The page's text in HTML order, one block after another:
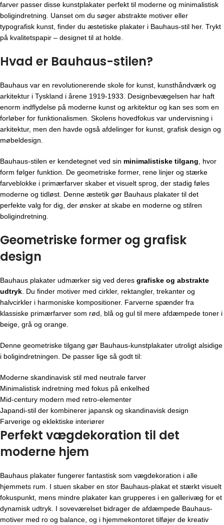
farver passer disse kunstplakater perfekt til moderne og minimalistisk
boligindretning. Uanset om du søger abstrakte motiver eller
typografisk kunst, finder du æstetiske plakater i Bauhaus-stil her. Trykt
på kvalitetspapir – designet til at holde.
Hvad er Bauhaus-stilen?
Bauhaus var en revolutionerende skole for kunst, kunsthåndværk og
arkitektur i Tyskland i årene 1919-1933. Designbevægelsen har haft
enorm indflydelse på moderne kunst og arkitektur og kan ses som en
forløber for funktionalismen. Skolens hovedfokus var undervisning i
arkitektur, men den havde også afdelinger for kunst, grafisk design og
møbeldesign.
Bauhaus-stilen er kendetegnet ved sin minimalistiske tilgang , hvor
form følger funktion. De geometriske former, rene linjer og stærke
farveblokke i primærfarver skaber et visuelt sprog, der stadig føles
moderne og tidløst. Denne æstetik gør Bauhaus plakater til det
perfekte valg for dig, der ønsker at skabe en moderne og stilren
boligindretning.
Geometriske former og grafisk
design
Bauhaus plakater udmærker sig ved deres grafiske og abstrakte
udtryk . Du finder motiver med cirkler, rektangler, trekanter og
halvcirkler i harmoniske kompositioner. Farverne spænder fra
klassiske primærfarver som rød, blå og gul til mere afdæmpede toner i
beige, grå og orange.
Denne geometriske tilgang gør Bauhaus-kunstplakater utroligt alsidige
i boligindretningen. De passer lige så godt til:
Moderne skandinavisk stil med neutrale farver
Minimalistisk indretning med fokus på enkelhed
Mid-century modern med retro-elementer
Japandi-stil der kombinerer japansk og skandinavisk design
Farverige og eklektiske interiører
Perfekt vægdekoration til det
moderne hjem
Bauhaus plakater fungerer fantastisk som vægdekoration i alle
hjemmets rum. I stuen skaber en stor Bauhaus-plakat et stærkt visuelt
fokuspunkt, mens mindre plakater kan grupperes i en gallerivæg for et
dynamisk udtryk. I soveværelset bidrager de afdæmpede Bauhaus-
motiver med ro og balance, og i hjemmekontoret tilføjer de kreativ